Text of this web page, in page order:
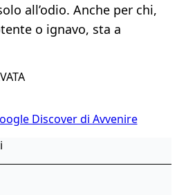
all’odio. Anche per chi,
o ignavo, sta a
Discover di Avvenire